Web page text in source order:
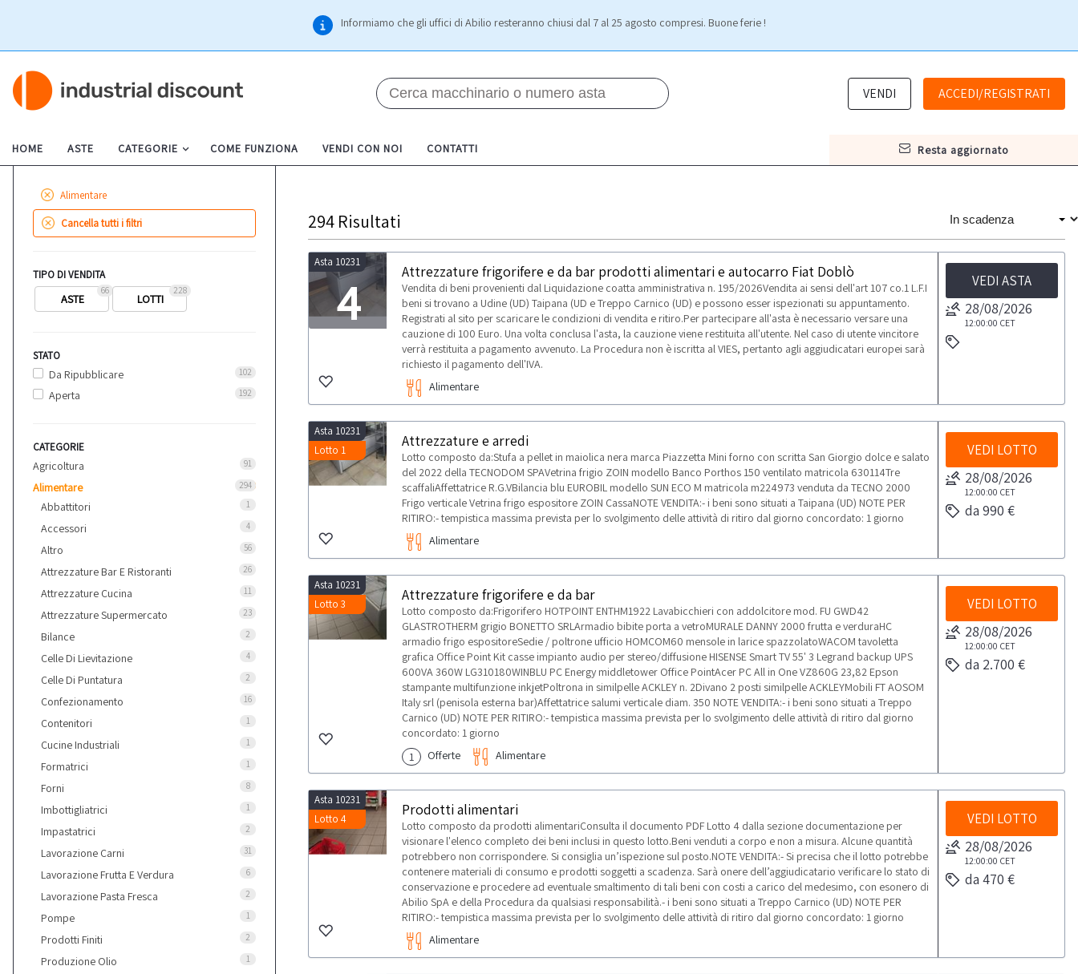
Informiamo che gli uffici di Abilio resteranno chiusi dal 7 al 25 agosto compresi. Buone ferie !
VENDI ACCEDI/REGISTRATI
HOME ASTE CATEGORIE COME FUNZIONA VENDI CON NOI CONTATTI resta aggiornato
Alimentare
Cancella tutti i filtri
TIPO DI VENDITA
66
ASTE
228
LOTTI
STATO
Da Ripubblicare 102
Aperta 192
CATEGORIE
Agricoltura 91
Alimentare 294
Abbattitori 1
Accessori 4
Altro 56
Attrezzature Bar E Ristoranti 26
Attrezzature Cucina 11
Attrezzature Supermercato 23
Bilance 2
Celle Di Lievitazione 4
Celle Di Puntatura 2
Confezionamento 16
Contenitori 1
Cucine Industriali 1
Formatrici 1
Forni 8
Imbottigliatrici 1
Impastatrici 2
Lavorazione Carni 31
Lavorazione Frutta E Verdura 6
Lavorazione Pasta Fresca 2
Pompe 1
Prodotti Finiti 2
Produzione Olio 1
294 Risultati
Asta 10231
4 Attrezzature frigorifere e da bar prodotti alimentari e autocarro Fiat Doblò
Vendita di beni provenienti dal Liquidazione coatta amministrativa n. 195/2026Vendita ai sensi dell'art 107 co.1 L.F.I
beni si trovano a Udine (UD) Taipana (UD e Treppo Carnico (UD) e possono esser ispezionati su appuntamento.
Registrati al sito per scaricare le condizioni di vendita e ritiro.Per partecipare all'asta è necessario versare una
cauzione di 100 Euro. Una volta conclusa l'asta, la cauzione viene restituita all'utente. Nel caso di utente vincitore
verrà restituita a pagamento avvenuto. La Procedura non è iscritta al VIES, pertanto agli aggiudicatari europei sarà
richiesto il pagamento dell'IVA.
Alimentare
VEDI ASTA
28/08/2026
12:00:00 CET
Asta 10231
Lotto 1
Attrezzature e arredi
Lotto composto da:Stufa a pellet in maiolica nera marca Piazzetta Mini forno con scritta San Giorgio dolce e salato
del 2022 della TECNODOM SPAVetrina frigio ZOIN modello Banco Porthos 150 ventilato matricola 630114Tre
scaffaliAffettatrice R.G.VBilancia blu EUROBIL modello SUN ECO M matricola m224973 venduta da TECNO 2000
Frigo verticale Vetrina frigo espositore ZOIN CassaNOTE VENDITA:- i beni sono situati a Taipana (UD) NOTE PER
RITIRO:- tempistica massima prevista per lo svolgimento delle attività di ritiro dal giorno concordato: 1 giorno
Alimentare
VEDI LOTTO
28/08/2026
12:00:00 CET
da 990 €
Asta 10231
Lotto 3
Attrezzature frigorifere e da bar
Lotto composto da:Frigorifero HOTPOINT ENTHM1922 Lavabicchieri con addolcitore mod. FU GWD42
GLASTROTHERM grigio BONETTO SRLArmadio bibite porta a vetroMURALE DANNY 2000 frutta e verduraHC
armadio frigo espositoreSedie / poltrone ufficio HOMCOM60 mensole in larice spazzolatoWACOM tavoletta
grafica Office Point Kit casse impianto audio per stereo/diffusione HISENSE Smart TV 55' 3 Legrand backup UPS
600VA 360W LG310180WINBLU PC Energy middletower Office PointAcer PC All in One VZ860G 23,82 Epson
stampante multifunzione inkjetPoltrona in similpelle ACKLEY n. 2Divano 2 posti similpelle ACKLEYMobili FT AOSOM
Italy srl (penisola esterna bar)Affettatrice salumi verticale diam. 350 NOTE VENDITA:- i beni sono situati a Treppo
Carnico (UD) NOTE PER RITIRO:- tempistica massima prevista per lo svolgimento delle attività di ritiro dal giorno
concordato: 1 giorno
1
Offerte Alimentare
VEDI LOTTO
28/08/2026
12:00:00 CET
da 2.700 €
Asta 10231
Lotto 4
Prodotti alimentari
Lotto composto da prodotti alimentariConsulta il documento PDF Lotto 4 dalla sezione documentazione per
visionare l'elenco completo dei beni inclusi in questo lotto.Beni venduti a corpo e non a misura. Alcune quantità
potrebbero non corrispondere. Si consiglia un’ispezione sul posto.NOTE VENDITA:- Si precisa che il lotto potrebbe
contenere materiali di consumo e prodotti soggetti a scadenza. Sarà onere dell’aggiudicatario verificare lo stato di
conservazione e procedere ad eventuale smaltimento di tali beni con costi a carico del medesimo, con esonero di
Abilio SpA e della Procedura da qualsiasi responsabilità.- i beni sono situati a Treppo Carnico (UD) NOTE PER
RITIRO:- tempistica massima prevista per lo svolgimento delle attività di ritiro dal giorno concordato: 1 giorno
Alimentare
VEDI LOTTO
28/08/2026
12:00:00 CET
da 470 €